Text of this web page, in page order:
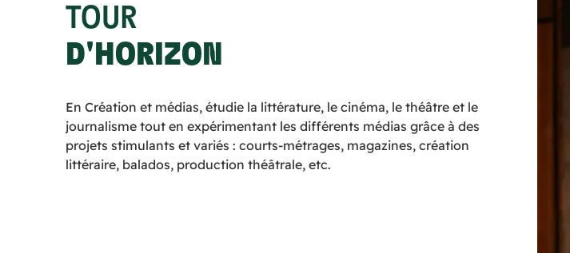
TOUR
D'HORIZON
En Création et médias, étudie la littérature, le cinéma, le théâtre et le
journalisme tout en expérimentant les différents médias grâce à des
projets stimulants et variés : courts-métrages, magazines, création
littéraire, balados, production théâtrale, etc.